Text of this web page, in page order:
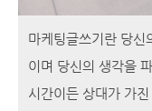
마케팅글쓰기란 당신
이며 당신의 생각을
시간이든 상대가 가